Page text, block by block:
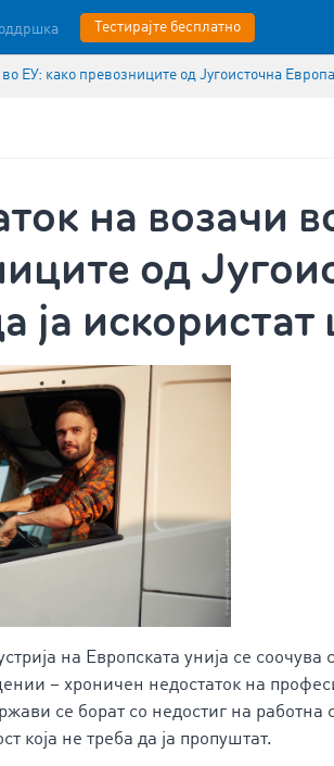
Тестирајте бесплатно
ЕУ: како превозниците од Југоисточна
на возачи
од
ја
на Европската унија се
– хроничен недостаток на
се борат со недостиг на работна
која не треба да ја пропуштат.